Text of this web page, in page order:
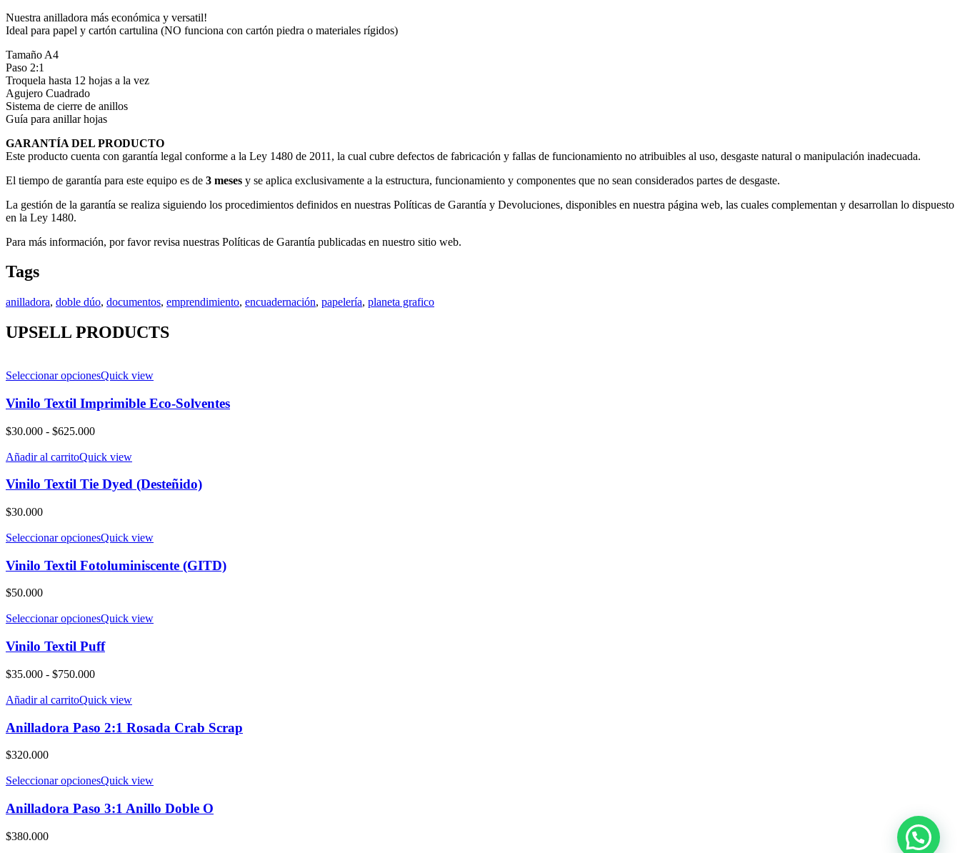
Nuestra anilladora más económica y versatil!
Ideal para papel y cartón cartulina (NO funciona con cartón piedra o materiales rígidos)
Tamaño A4
Paso 2:1
Troquela hasta 12 hojas a la vez
Agujero Cuadrado
Sistema de cierre de anillos
Guía para anillar hojas
GARANTÍA DEL PRODUCTO
Este producto cuenta con garantía legal conforme a la Ley 1480 de 2011, la cual cubre defectos de fabricación y fallas de funcionamiento no atribuibles al uso, desgaste natural o manipulación inadecuada.
El tiempo de garantía para este equipo es de 3 meses y se aplica exclusivamente a la estructura, funcionamiento y componentes que no sean considerados partes de desgaste.
La gestión de la garantía se realiza siguiendo los procedimientos definidos en nuestras Políticas de Garantía y Devoluciones, disponibles en nuestra página web, las cuales complementan y desarrollan lo dispuesto
en la Ley 1480.
Para más información, por favor revisa nuestras Políticas de Garantía publicadas en nuestro sitio web.
Tags
anilladora, doble dúo, documentos, emprendimiento, encuadernación, papelería, planeta grafico
UPSELL PRODUCTS
Seleccionar opcionesQuick view
Vinilo Textil Imprimible Eco-Solventes
$30.000 - $625.000Rango
precios:
$30.000
hasta
Añadir al carritoQuick view
Vinilo Textil Tie Dyed (Desteñido)
$30.000
Seleccionar opcionesQuick view
Vinilo Textil Fotoluminiscente (GITD)
$50.000
Seleccionar opcionesQuick view
Vinilo Textil Puff
$35.000 - $750.000Rango
precios:
$35.000
hasta
Añadir al carritoQuick view
Anilladora Paso 2:1 Rosada Crab Scrap
$320.000
Seleccionar opcionesQuick view
Anilladora Paso 3:1 Anillo Doble O
$380.000